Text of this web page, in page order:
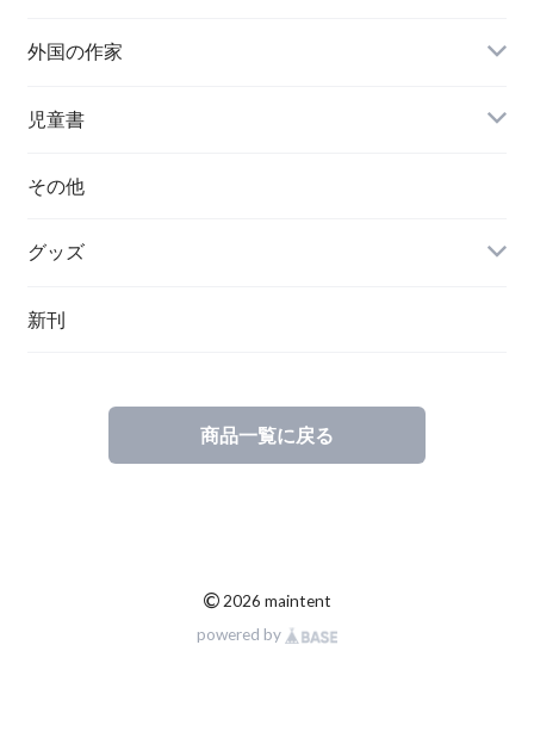
外国の作家
チェコ
ハンガリー
その他
ポーランド
児童書
その他
グッズ
新刊
商品一覧に戻る
© 2026 maintent
powered by